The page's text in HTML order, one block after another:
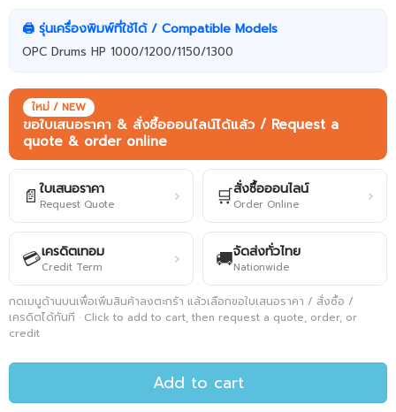
🖨️ รุ่นเครื่องพิมพ์ที่ใช้ได้ / Compatible Models
OPC Drums HP 1000/1200/1150/1300
ใหม่ / NEW
ขอใบเสนอราคา & สั่งซื้อออนไลน์ได้แล้ว / Request a
quote & order online
📄 ใบเสนอราคา
Request Quote › 🛒สั่งซื้อออนไลน์
Order Online ›
💳เครดิตเทอม
Credit Term › 🚚จัดส่งทั่วไทย
Nationwide
กดเมนูด้านบนเพื่อเพิ่มสินค้าลงตะกร้า แล้วเลือกขอใบเสนอราคา / สั่งซื้อ /
เครดิตได้ทันที · Click to add to cart, then request a quote, order, or
credit
Add to cart